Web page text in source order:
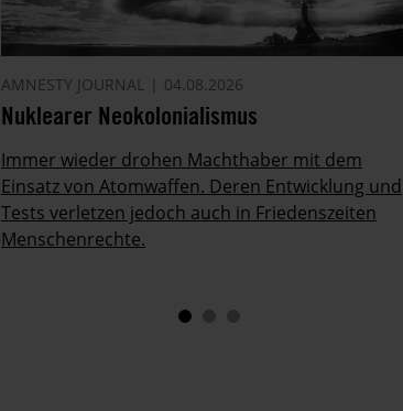
AMNESTY JOURNAL 04.08.2026
Nuklearer Neokolonialismus
Immer wieder drohen Machthaber mit dem
Einsatz von Atomwaffen. Deren Entwicklung und
Tests verletzen jedoch auch in Friedenszeiten
Menschenrechte.